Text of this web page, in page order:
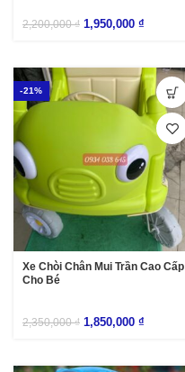
2,200,000₫ 1,950,000 ₫
-21%
Xe Chòi Chân Mui Trần Cao Cấp
Cho Bé
2,350,000₫ 1,850,000 ₫